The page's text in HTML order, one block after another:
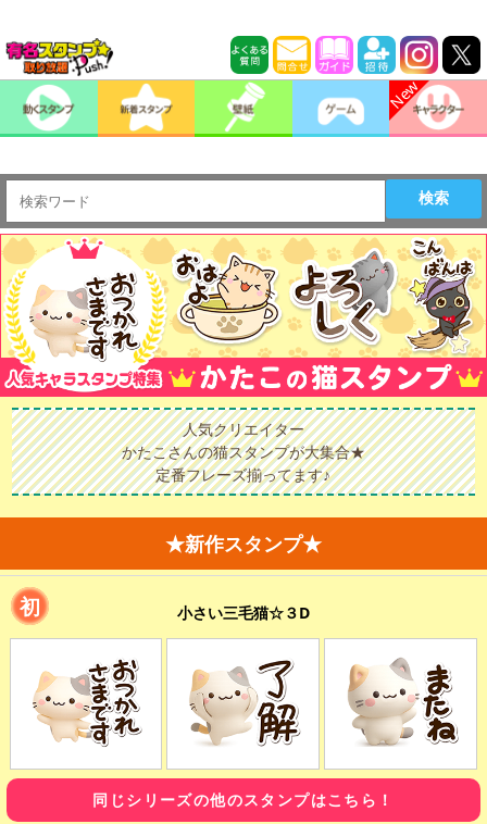
検索
人気クリエイター
かたこさんの猫スタンプが大集合★
定番フレーズ揃ってます♪
★新作スタンプ★
初 小さい三毛猫☆３D
同じシリーズの他のスタンプはこちら！